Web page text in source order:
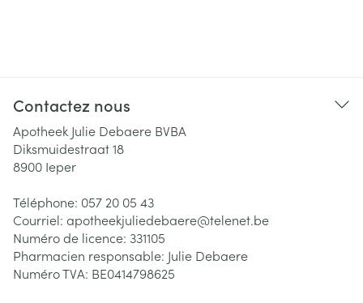
Contactez nous
Apotheek Julie Debaere BVBA
Diksmuidestraat 18
8900 Ieper
Téléphone: 057 20 05 43
Courriel: apotheekjuliedebaere@telenet.be
Numéro de licence: 331105
Pharmacien responsable: Julie Debaere
Numéro TVA: BE0414798625